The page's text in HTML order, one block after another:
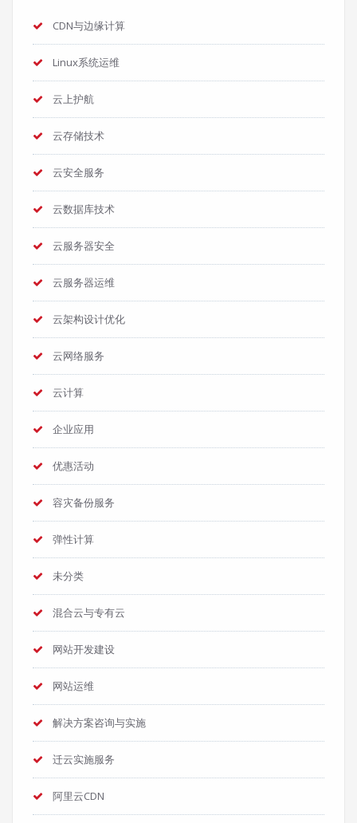
CDN与边缘计算
Linux系统运维
云上护航
云存储技术
云安全服务
云数据库技术
云服务器安全
云服务器运维
云架构设计优化
云网络服务
云计算
企业应用
优惠活动
容灾备份服务
弹性计算
未分类
混合云与专有云
网站开发建设
网站运维
解决方案咨询与实施
迁云实施服务
阿里云CDN